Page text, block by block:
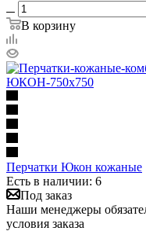
В корзину
Перчатки Юкон кожаные
Есть в наличии: 6
Под заказ
Наши менеджеры
условия заказа